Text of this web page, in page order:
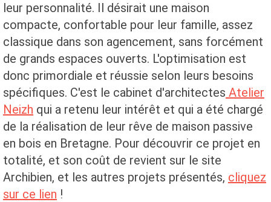
leur personnalité. Il désirait une maison
compacte, confortable pour leur famille, assez
classique dans son agencement, sans forcément
de grands espaces ouverts. L'optimisation est
donc primordiale et réussie selon leurs besoins
spécifiques. C'est le cabinet d'architectes Atelier
Neizh qui a retenu leur intérêt et qui a été chargé
de la réalisation de leur rêve de maison passive
en bois en Bretagne. Pour découvrir ce projet en
totalité, et son coût de revient sur le site
Archibien, et les autres projets présentés, cliquez
sur ce lien !